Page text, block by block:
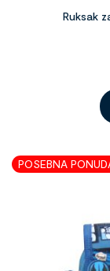
Ruksak
POSEBNA